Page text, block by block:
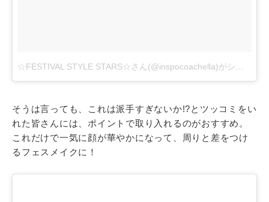
☆FESTIVAL STYLE STARS☆さん(@inspocoachella)がシェアした投稿
そうは言っても、これは派手すぎないか!?とツッコミをい
れた皆さんには、ポイントで取り入れるのがおすすめ。
これだけで一気に顔が華やかになって、周りと差をつけ
るフェスメイクに！